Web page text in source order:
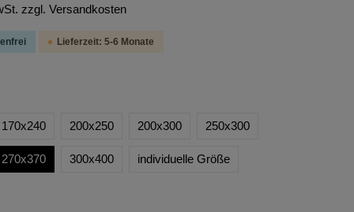
zzgl. Versandkosten
Lieferzeit: 5-6 Monate
170x240 200x250 200x300 250x300
270x370 300x400 individuelle Größe